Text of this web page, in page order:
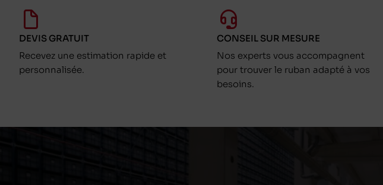
DEVIS GRATUIT
Recevez une estimation rapide et
personnalisée.
CONSEIL SUR MESURE
Nos experts vous accompagnent
pour trouver le ruban adapté à vos
besoins.